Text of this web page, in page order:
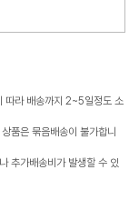
따라 배송까지 2~5일정도 소
품은 묶음배송이 불가합니
추가배송비가 발생할 수 있